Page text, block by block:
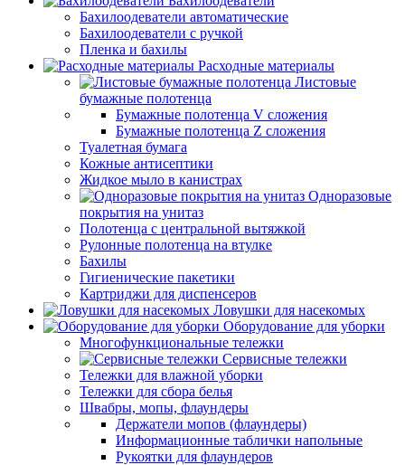
Бахилоодеватели автоматические
Бахилоодеватели с ручкой
Пленка и бахилы
Расходные материалы
Листовые
бумажные полотенца
Бумажные полотенца V сложения
Бумажные полотенца Z сложения
Туалетная бумага
Кожные антисептики
Жидкое мыло в канистрах
Одноразовые
покрытия на унитаз
Полотенца с центральной вытяжкой
Рулонные полотенца на втулке
Бахилы
Гигиенические пакетики
Картриджи для диспенсеров
Ловушки для насекомых
Оборудование для уборки
Многофункциональные тележки
Сервисные тележки
Тележки для влажной уборки
Тележки для сбора белья
Швабры, мопы, флаундеры
Держатели мопов (флаундеры)
Информационные таблички напольные
Рукоятки для флаундеров